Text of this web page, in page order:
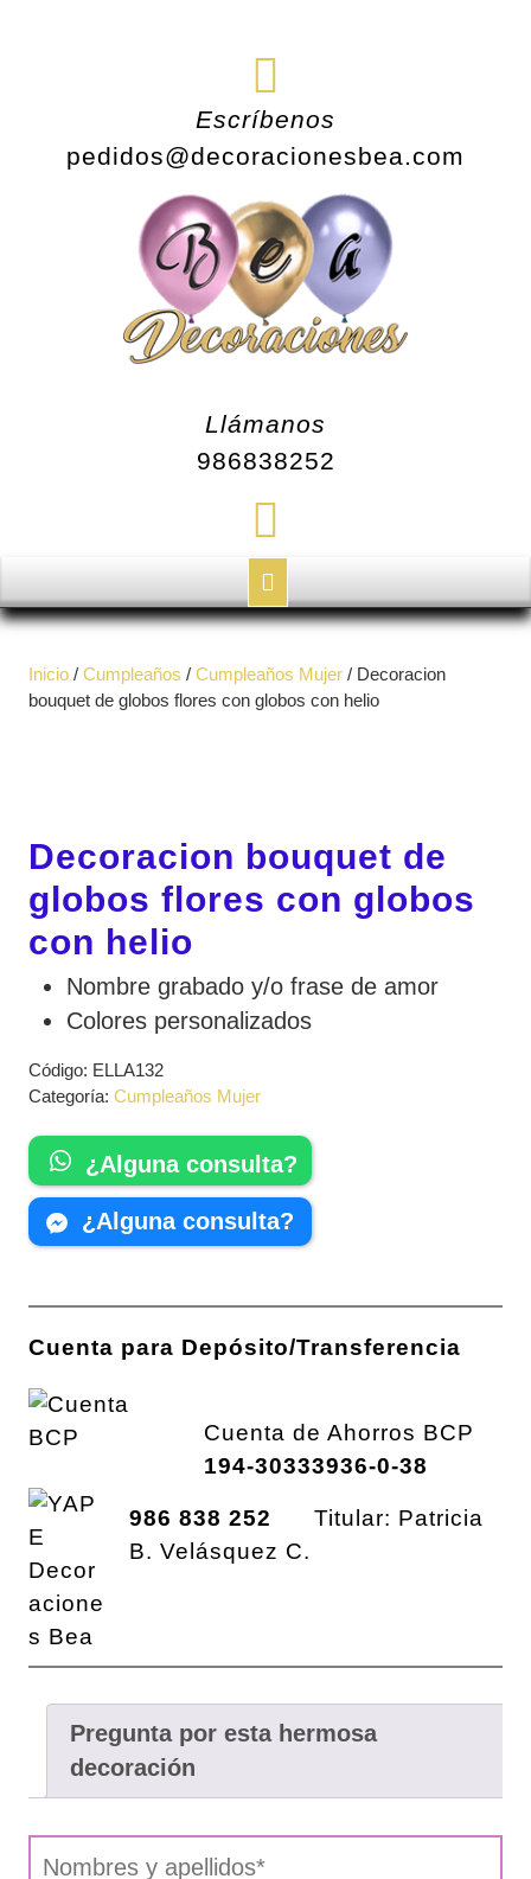
Escríbenos
pedidos@decoracionesbea.com
Llámanos
986838252
Botón
de
apertura
Inicio / Cumpleaños / Cumpleaños Mujer / Decoracion
bouquet de globos flores con globos con helio
Decoracion bouquet de
globos flores con globos
con helio
Nombre grabado y/o frase de amor
Colores personalizados
Código: ELLA132
Categoría: Cumpleaños Mujer
¿Alguna consulta?
¿Alguna consulta?
Cuenta para Depósito/Transferencia
Cuenta de Ahorros BCP
194-30333936-0-38
986 838 252 Titular: Patricia
B. Velásquez C.
Pregunta por esta hermosa
decoración